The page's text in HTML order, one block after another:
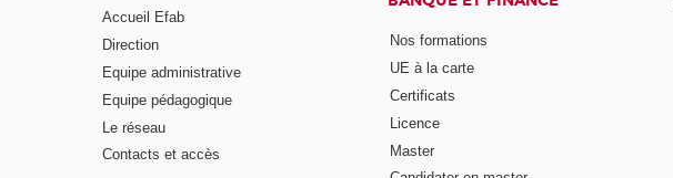
Accueil Efab
Direction
Equipe administrative
Equipe pédagogique
Le réseau
Contacts et accès
Nos formations
UE à la carte
Certificats
Licence
Master